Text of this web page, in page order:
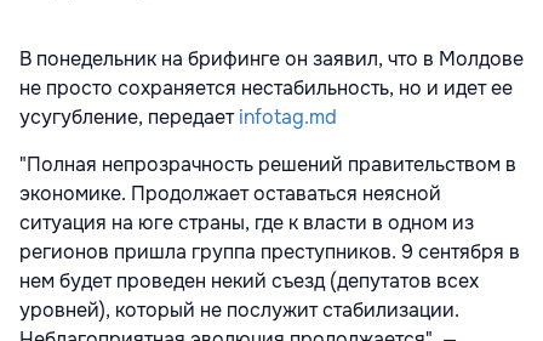
В понедельник на брифинге он заявил, что в Молдове
не просто сохраняется нестабильность, но и идет ее
усугубление, передаетinfotag.md
"Полная непрозрачность решений правительством в
экономике. Продолжает оставаться неясной
ситуация на юге страны, где к власти в одном из
регионов пришла группа преступников. 9 сентября в
нем будет проведен некий съезд (депутатов всех
уровней), который не послужит стабилизации.